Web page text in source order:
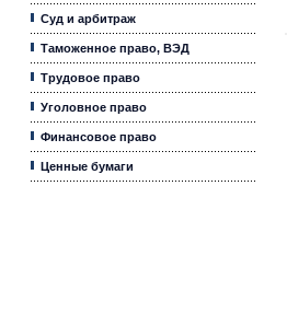
Суд и арбитраж
Таможенное право, ВЭД
Трудовое право
Уголовное право
Финансовое право
Ценные бумаги